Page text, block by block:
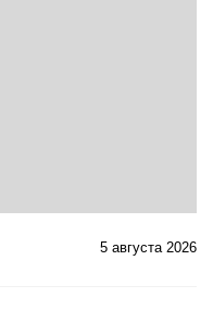
5 августа 2026